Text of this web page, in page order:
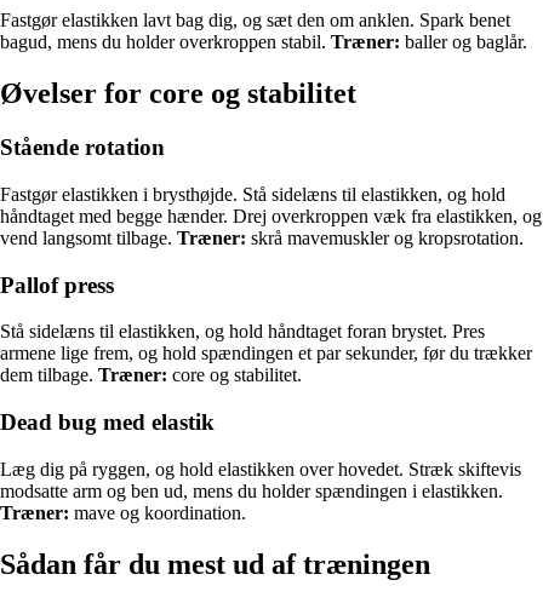
Fastgør elastikken lavt bag dig, og sæt den om anklen. Spark benet
bagud, mens du holder overkroppen stabil. Træner: baller og baglår.
Øvelser for core og stabilitet
Stående rotation
Fastgør elastikken i brysthøjde. Stå sidelæns til elastikken, og hold
håndtaget med begge hænder. Drej overkroppen væk fra elastikken, og
vend langsomt tilbage. Træner: skrå mavemuskler og kropsrotation.
Pallof press
Stå sidelæns til elastikken, og hold håndtaget foran brystet. Pres
armene lige frem, og hold spændingen et par sekunder, før du trækker
dem tilbage. Træner: core og stabilitet.
Dead bug med elastik
Læg dig på ryggen, og hold elastikken over hovedet. Stræk skiftevis
modsatte arm og ben ud, mens du holder spændingen i elastikken.
Træner: mave og koordination.
Sådan får du mest ud af træningen